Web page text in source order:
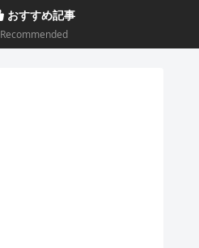
おすすめ記事
Recommended